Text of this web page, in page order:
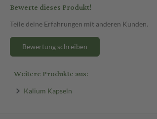
Bewerte dieses Produkt!
Teile deine Erfahrungen mit anderen Kunden.
Bewertung schreiben
Weitere Produkte aus:
Kalium Kapseln